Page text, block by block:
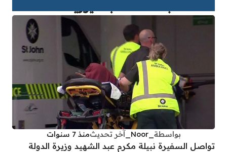
بواسطة _Noor_ آخر تحديثمنذ 7 سنوات
تواصل السفيرة نبيلة مكرم عبد الشهيد وزيرة الدولة